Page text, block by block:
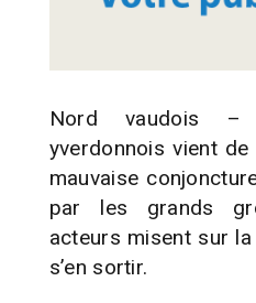
Nord vaudois –
yverdonnois vient
mauvaise
par les grands
acteurs misent sur
s’en sortir.